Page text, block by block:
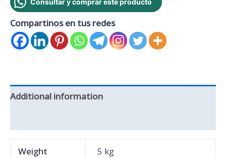
Consultar y comprar este producto
Compartinos en tus redes
Additional information
Weight 5 kg